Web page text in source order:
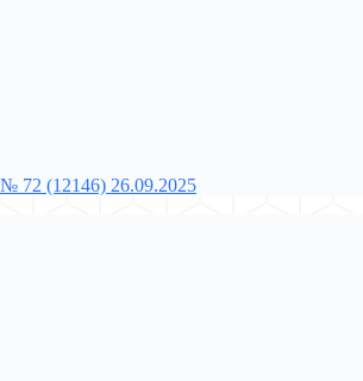
№ 72 (12146) 26.09.2025